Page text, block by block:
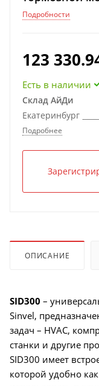
Подробности
123
Есть в наличии
Склад АйДи
Екатеринбург
Подробнее
ОПИСАНИЕ
SID300 –
Sinvel,
задач – HVAC,
станки и другие
SID300 имеет
которой удобно